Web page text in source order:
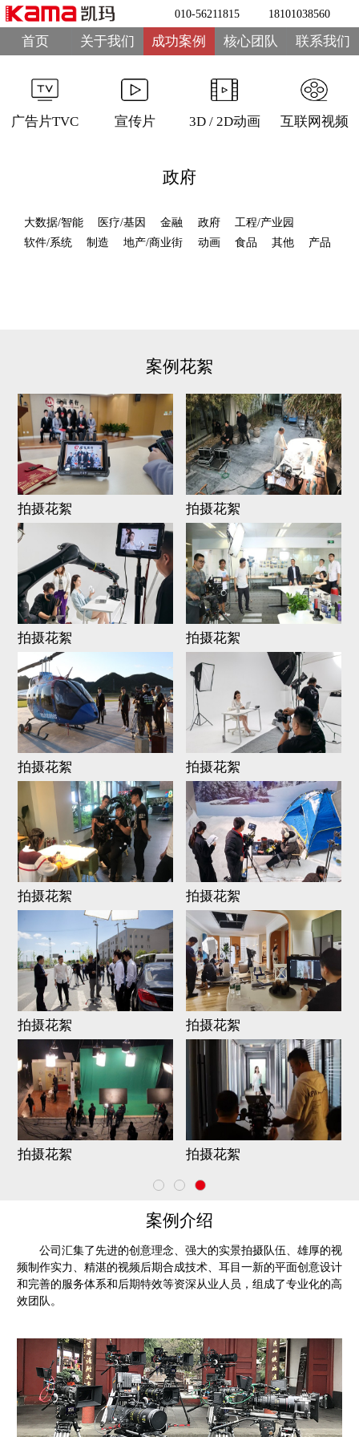
010-56211815 18101038560
首页 关于我们 成功案例 核心团队 联系我们
广告片TVC 宣传片 3D / 2D动画 互联网视频
政府
大数据/智能 医疗/基因 金融 政府
工程/产业园
软件/系统
制造 地产/商业街 动画 食品 其他 产品
案例花絮
拍摄花絮 拍摄花絮
拍摄花絮 拍摄花絮
拍摄花絮 拍摄花絮
拍摄花絮 拍摄花絮
拍摄花絮 拍摄花絮
拍摄花絮 拍摄花絮
案例介绍
公司汇集了先进的创意理念、强大的实景拍摄队伍、雄厚的视
频制作实力、精湛的视频后期合成技术、耳目一新的平面创意设计
和完善的服务体系和后期特效等资深从业人员，组成了专业化的高
效团队。